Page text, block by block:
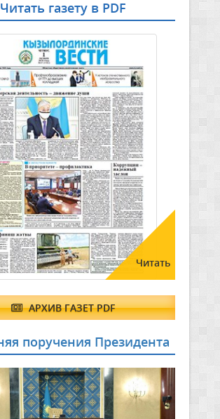
Читать газету в PDF
Читать
АРХИВ ГАЗЕТ PDF
поручения Президента